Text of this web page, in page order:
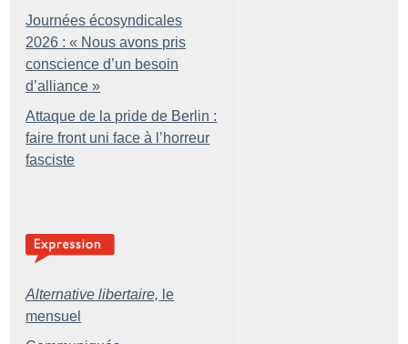
Journées écosyndicales
2026 : « Nous avons pris
conscience d’un besoin
d’alliance »
Attaque de la pride de Berlin :
faire front uni face à l’horreur
fasciste
Alternative libertaire, le
mensuel